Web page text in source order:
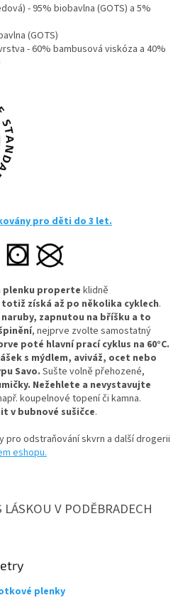
- 95% biobavlna (GOTS) a 5%
(GOTS)
- 60% bambusová viskóza a 40%
pro děti do 3 let.
plenku properte klidně
získá až po několika cyklech.
zapnutou na bříšku a to
, nejprve zvolte samostatný
poté hlavní prací cyklus na 60°C.
s mýdlem, aviváž, ocet nebo
Savo. Sušte volně přehozené,
Nežehlete a nevystavujte
koupelnové topení či kamna.
v bubnové sušičce.
pro odstraňování skvrn a další drogerii
eshopu.
LÁSKOU V PODĚBRADECH
plenky